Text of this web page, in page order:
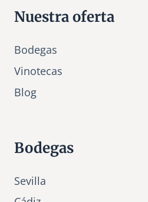
Nuestra oferta
Bodegas
Vinotecas
Blog
Bodegas
Sevilla